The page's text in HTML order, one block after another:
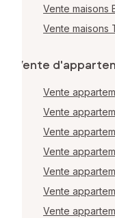
Vente maisons
Vente maisons
Vente
Vente
Vente
Vente
Vente
Vente
Vente
Vente